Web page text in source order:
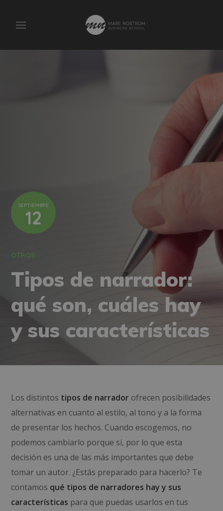
SEPTIEMBRE
12
OTROS
Tipos de narrador:
qué son, cuáles hay
y sus características
Los distintos tipos de narrador ofrecen posibilidades
alternativas en cuanto al estilo, al tono y a la forma
de presentar los hechos. Cuando escogemos, no
podemos cambiarlo porque sí, por lo que esta
decisión es una de las más importantes que debe
tomar un autor. ¿Estás preparado para hacerlo? Te
contamos qué tipos de narradores hay y sus
características para que puedas usarlos en tus